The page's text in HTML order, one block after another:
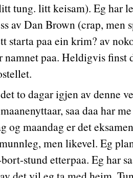
tung. litt keisam). Eg har
av Dan Brown (crap, men
starta paa ein krim? av
namnet paa. Heldigvis finst
to dagar igjen av denne
saa daa har
og maandag er det
men likevel. Eg
stund etterpaa. Eg har